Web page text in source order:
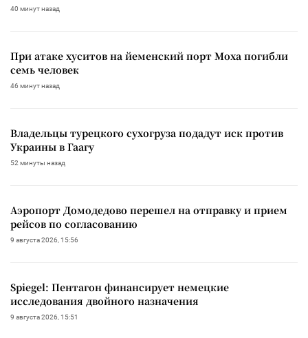
40 минут назад
При атаке хуситов на йеменский порт Моха погибли
семь человек
46 минут назад
Владельцы турецкого сухогруза подадут иск против
Украины в Гаагу
52 минуты назад
Аэропорт Домодедово перешел на отправку и прием
рейсов по согласованию
9 августа 2026, 15:56
Spiegel: Пентагон финансирует немецкие
исследования двойного назначения
9 августа 2026, 15:51